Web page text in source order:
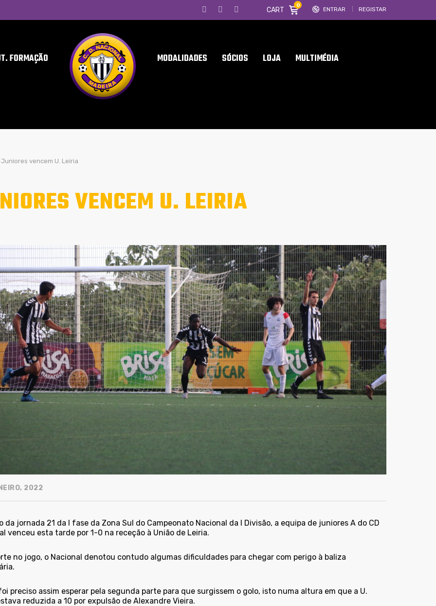
ENTRAR REGISTAR
CART
0
FORMAÇÃO MODALIDADES SÓCIOS LOJA MULTIMÉDIA
Juniores vencem U. Leiria
VENCEM U. LEIRIA
2022
da jornada 21 da I fase da Zona Sul do Campeonato Nacional da I Divisão, a equipa de juniores A do CD
venceu esta tarde por 1-0 na receção à União de Leiria.
no jogo, o Nacional denotou contudo algumas dificuldades para chegar com perigo à baliza
preciso assim esperar pela segunda parte para que surgissem o golo, isto numa altura em que a U.
reduzida a 10 por expulsão de Alexandre Vieira.